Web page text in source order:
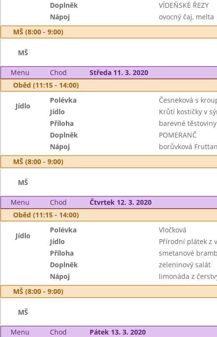
Doplněk
VÍDEŇSKÉ ŘEZY
Nápoj
ovocný čaj, melta
MŠ (8:00 - 9:00)
MŠ
Menu Chod
Středa 11. 3. 2020
Oběd (11:15 - 14:00)
Jídlo
Polévka
Česneková s
Jídlo
Krůtí kostičky v
Příloha
barevné těstoviny
Doplněk
POMERANČ
Nápoj
borůvková
MŠ (8:00 - 9:00)
MŠ
Menu Chod
Čtvrtek 12. 3. 2020
Oběd (11:15 - 14:00)
Jídlo
Polévka
Vločková
Jídlo
Přírodní plátek z
Příloha
smetanové
Doplněk
zeleninový salát
Nápoj
limonáda z
MŠ (8:00 - 9:00)
MŠ
Menu Chod
Pátek 13. 3. 2020